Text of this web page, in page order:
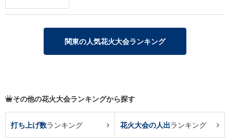
関東の人気花火大会ランキング
その他の花火大会ランキングから探す
打ち上げ数ランキング 花火大会の人出ランキング